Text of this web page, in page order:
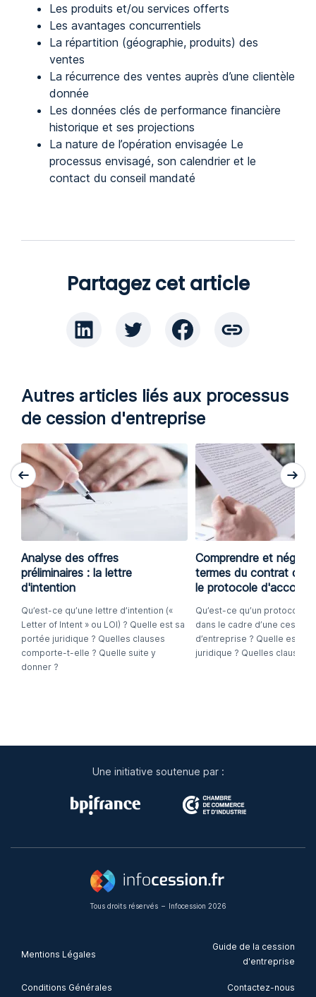
Les produits et/ou services offerts
Les avantages concurrentiels
La répartition (géographie, produits) des
ventes
La récurrence des ventes auprès d’une clientèle
donnée
Les données clés de performance financière
historique et ses projections
La nature de l’opération envisagée Le
processus envisagé, son calendrier et le
contact du conseil mandaté
Partagez cet article
Autres articles liés aux processus
de cession d'entreprise
Analyse des offres
préliminaires : la lettre
d'intention
Qu’est-ce qu’une lettre d’intention («
Letter of Intent » ou LOI) ? Quelle est sa
portée juridique ? Quelles clauses
comporte-t-elle ? Quelle suite y
donner ?
Comprendre et
termes du contrat de
le protocole d'accord
Qu’est-ce qu’un protocole
dans le cadre d’une cession
d’entreprise ? Quelle est sa
juridique ? Quelles clauses
Une initiative soutenue par :
Mentions Légales
Conditions Générales
Guide de la cession
d'entreprise
Contactez-nous
Tous droits réservés – Infocession 2026